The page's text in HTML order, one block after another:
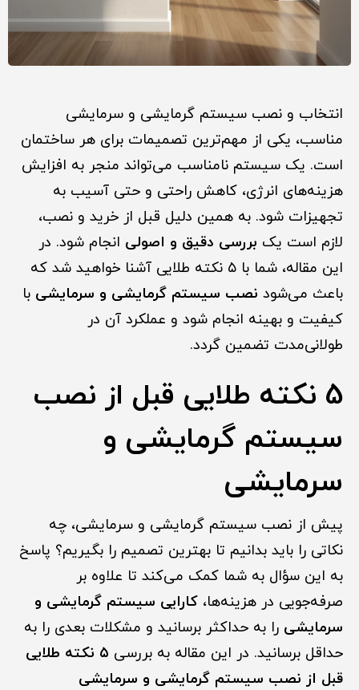
انتخاب و نصب سیستم گرمایشی و سرمایشی
مناسب، یکی از مهم‌ترین تصمیمات برای هر ساختمان
است. یک سیستم نامناسب می‌تواند منجر به افزایش
هزینه‌های انرژی، کاهش راحتی و حتی آسیب به
تجهیزات شود. به همین دلیل قبل از خرید و نصب،
لازم است یک بررسی دقیق و اصولی انجام شود. در
این مقاله، شما با ۵ نکته طلایی آشنا خواهید شد که
باعث می‌شود نصب سیستم گرمایشی و سرمایشی با
کیفیت و بهینه انجام شود و عملکرد آن در
طولانی‌مدت تضمین گردد.
5 نکته طلایی قبل از نصب
سیستم گرمایشی و
سرمایشی
پیش از نصب سیستم گرمایشی و سرمایشی، چه
نکاتی را باید بدانیم تا بهترین تصمیم را بگیریم؟ پاسخ
به این سؤال به شما کمک می‌کند تا علاوه بر
صرفه‌جویی در هزینه‌ها، کارایی سیستم گرمایشی و
سرمایشی را به حداکثر برسانید و مشکلات بعدی را به
حداقل برسانید. در این مقاله به بررسی
۵ نکته طلایی
قبل از نصب سیستم گرمایشی و سرمایشی